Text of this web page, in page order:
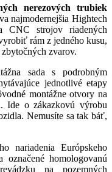
nerezových trubiek
najmodernejšia Hightech
CNC strojov riadených
rám z jedného kusu,
zvarov.
sada s podrobným
jednotlivé etapy
montážne otvory na
Ide o zákazkovú výrobu
Nemusíte sa tak báť,
nariadenia Európskeho
homologovanú
na pozemných